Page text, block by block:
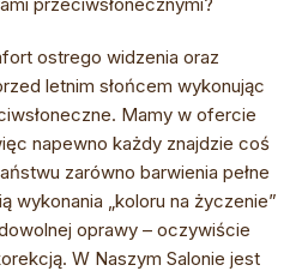
ostrego widzenia oraz
letnim słońcem wykonując
Mamy w ofercie
napewno każdy znajdzie coś
zarówno barwienia pełne
wykonania „koloru na życzenie”
oprawy – oczywiście
W Naszym Salonie jest